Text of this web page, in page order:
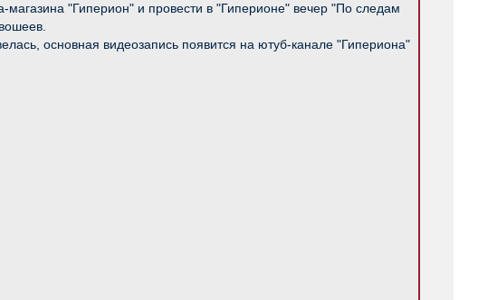
"Гиперион" и провести в "Гиперионе" вечер "По следам
основная видеозапись появится на ютуб-канале "Гипериона"